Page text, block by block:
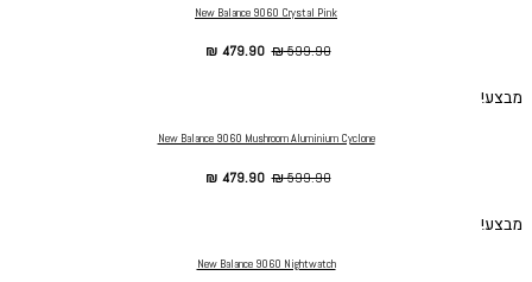
New Balance 9060 Crystal Pink
₪599.90
₪ 479.90
מבצע!
New Balance 9060 Mushroom Aluminium Cyclone
₪599.90
₪ 479.90
מבצע!
New Balance 9060 Nightwatch